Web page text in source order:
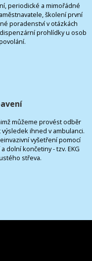
periodické a mimořádné
školení první
poradenství v otázkách
prohlídky u osob
můžeme provést odběr
ihned v ambulanci.
vyšetření pomocí
dolní končetiny - tzv. EKG
střeva.